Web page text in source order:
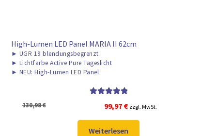
High-Lumen LED Panel MARIA II 62cm
► UGR 19 blendungsbegrenzt
► Lichtfarbe Active Pure Tageslicht
► NEU: High-Lumen LED Panel
von 5
130,98€
Ursprünglicher
war:
99,97 €Aktueller
ist:
zzgl. MwSt.
Weiterlesen